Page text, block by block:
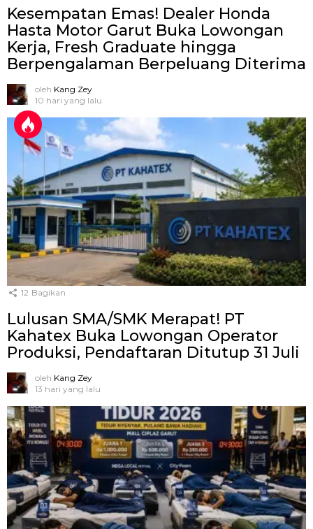
Kesempatan Emas! Dealer Honda
Hasta Motor Garut Buka Lowongan
Kerja, Fresh Graduate hingga
Berpengalaman Berpeluang Diterima
oleh Kang Zey
10 hari yang lalu
12 Bagikan
Lulusan SMA/SMK Merapat! PT
Kahatex Buka Lowongan Operator
Produksi, Pendaftaran Ditutup 31 Juli
oleh Kang Zey
13 hari yang lalu